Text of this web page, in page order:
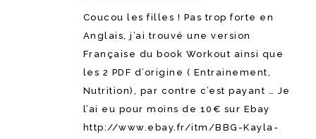
Coucou les filles ! Pas trop forte en
Anglais, j’ai trouvé une version
Française du book Workout ainsi que
les 2 PDF d’origine ( Entrainement,
Nutrition), par contre c’est payant … Je
l’ai eu pour moins de 10€ sur Ebay
http://www.ebay.fr/itm/BBG-Kayla-